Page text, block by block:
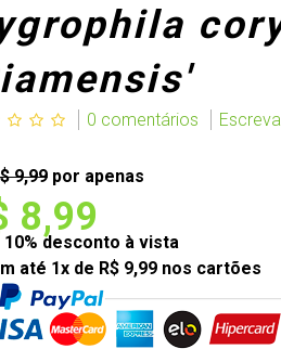
0 comentários
9,99 por apenas
8,99
10% desconto à vista
até 1x de R$ 9,99 nos cartões